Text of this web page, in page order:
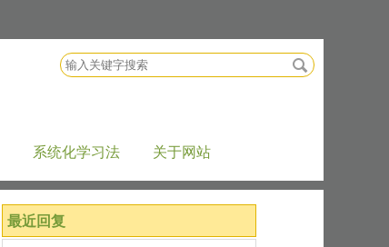
搜
索
系统化学习法 关于网站
最近回复